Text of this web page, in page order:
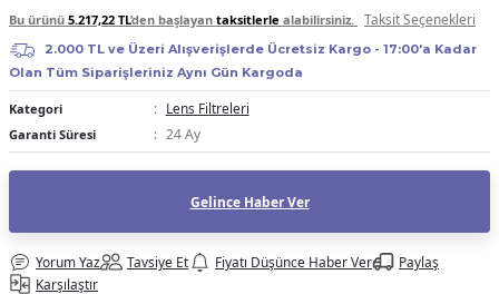
Makinesi
Bu ürünü 5.217,22 TL’den başlayan taksitlerle alabilirsiniz. Taksit Seçenekleri
2.000 TL ve Üzeri Alışverişlerde Ücretsiz Kargo - 17:00’a Kadar
Olan Tüm Siparişleriniz Aynı Gün Kargoda
Kategori Lens Filtreleri
Garanti Süresi 24 Ay
Gelince Haber Ver
Yorum Yaz Tavsiye Et Fiyatı Düşünce Haber Ver
Paylaş
Karşılaştır